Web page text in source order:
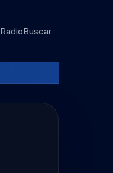
RadioBuscar